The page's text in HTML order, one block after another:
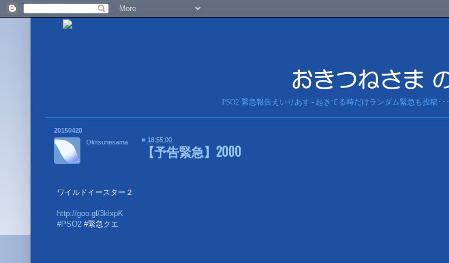
PSO2 緊急報告えいりあす - 起きてる時だけランダム緊急も投稿･･･
20150428
【予告緊急】2000
ワイルドイースター２
http://goo.gl/3klxpK
#PSO2 #緊急クエ
Okitsunesama ■ 18:55:00